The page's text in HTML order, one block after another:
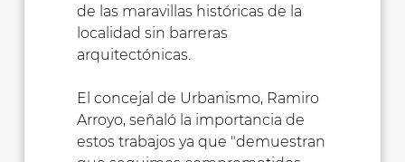
de las maravillas históricas de la
localidad sin barreras
arquitectónicas.
El concejal de Urbanismo, Ramiro
Arroyo, señaló la importancia de
estos trabajos ya que "demuestran